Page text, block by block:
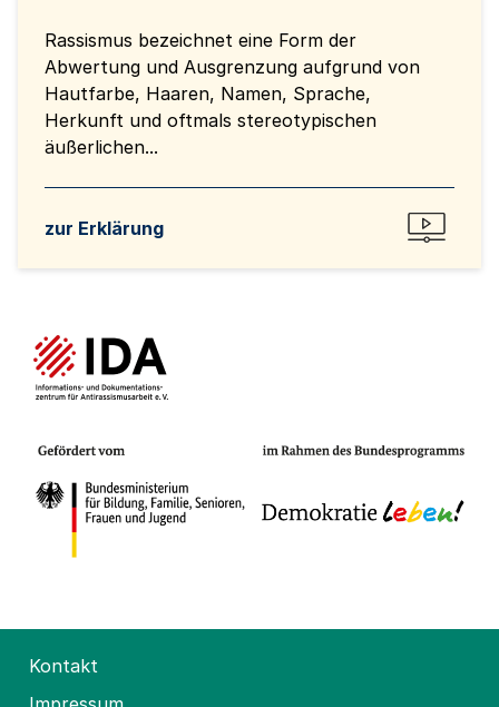
Rassismus bezeichnet eine Form der
Abwertung und Ausgrenzung aufgrund von
Hautfarbe, Haaren, Namen, Sprache,
Herkunft und oftmals stereotypischen
äußerlichen...
zur Erklärung
Kontakt